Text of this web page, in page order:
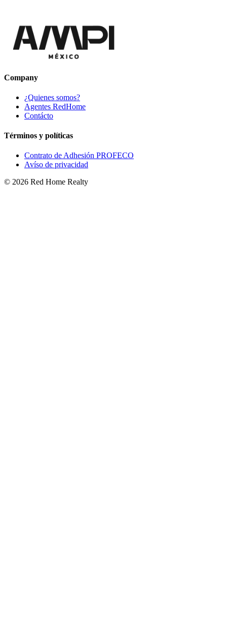
Company
¿Quienes somos?
Agentes RedHome
Contácto
Términos y políticas
Contrato de Adhesión PROFECO
Avíso de privacidad
© 2026 Red Home Realty